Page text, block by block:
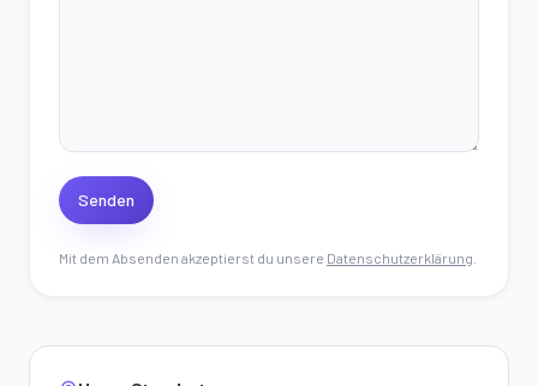
Senden
Mit dem Absenden akzeptierst du unsere Datenschutzerklärung